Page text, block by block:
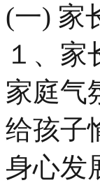
(一) 家
１、
家庭气
给孩子
身心发